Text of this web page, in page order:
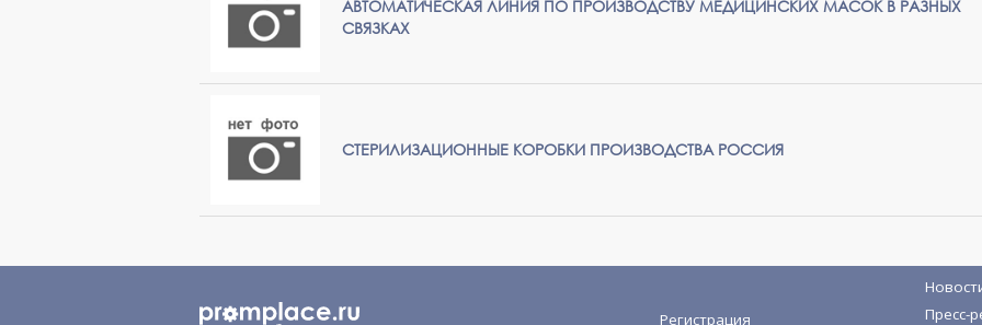
АВТОМАТИЧЕСКАЯ ЛИНИЯ ПО ПРОИЗВОДСТВУ МЕДИЦИНСКИХ МАСОК В РАЗНЫХ
СВЯЗКАХ
СТЕРИЛИЗАЦИОННЫЕ КОРОБКИ ПРОИЗВОДСТВА РОССИЯ
Регистрация
Пресс-